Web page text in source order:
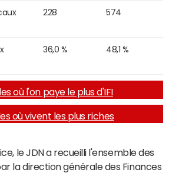
228 574
36,0 % 48,1 %
où l'on paye le plus d'IFI
où vivent les plus riches
le JDN a recueilli l'ensemble des
la direction générale des Finances